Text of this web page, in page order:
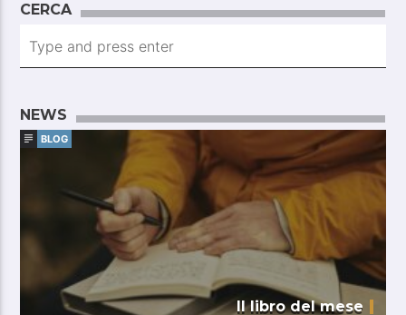
CERCA
NEWS
BLOG
Il libro del mese